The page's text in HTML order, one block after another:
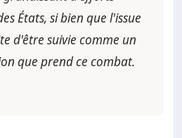
États, si bien que l'issue
d'être suivie comme un
que prend ce combat.